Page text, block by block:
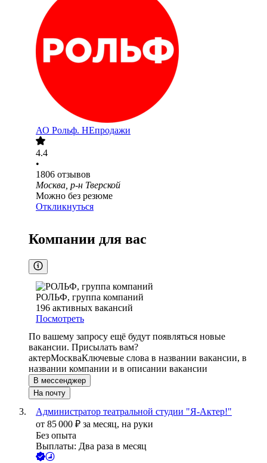
АО Рольф. НЕпродажи
4.4
•
1806 отзывов
Москва, р-н Тверской
Можно без резюме
Откликнуться
Компании для вас
РОЛЬФ, группа компаний
196 активных вакансий
Посмотреть
По вашему запросу ещё будут появляться новые
вакансии. Присылать вам?
актерМоскваКлючевые слова в названии вакансии, в
названии компании и в описании вакансии
В мессенджер
На почту
Администратор театральной студии "Я-Актер!"
от 85 000 ₽ за месяц, на руки
Без опыта
Выплаты: Два раза в месяц